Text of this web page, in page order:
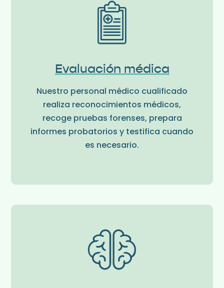
Evaluación médica
Nuestro personal médico cualificado
realiza reconocimientos médicos,
recoge pruebas forenses, prepara
informes probatorios y testifica cuando
es necesario.